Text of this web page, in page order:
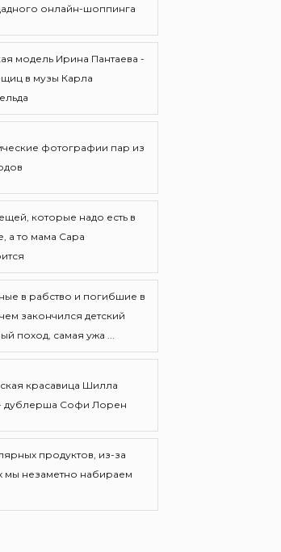
онлайн-шоппинга
модель Ирина Пантаева -
в музы Карла
фотографии пар из
которые надо есть в
а то мама Сара
в рабство и погибшие в
закончился детский
поход, самая ужа ...
красавица Шилла
дублерша Софи Лорен
продуктов, из-за
мы незаметно набираем